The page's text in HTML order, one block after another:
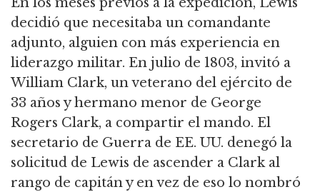
decidió que necesitaba un comandante
adjunto, alguien con más experiencia en
liderazgo militar. En julio de 1803, invitó a
William Clark, un veterano del ejército de
33 años y hermano menor de George
Rogers Clark, a compartir el mando. El
secretario de Guerra de EE. UU. denegó la
solicitud de Lewis de ascender a Clark al
rango de capitán y en vez de eso lo nombró